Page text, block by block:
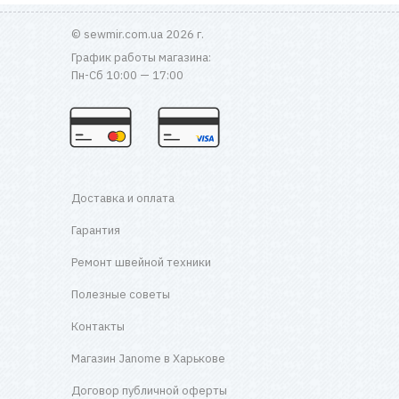
© sewmir.com.ua 2026 г.
График работы магазина:
Пн-Сб 10:00 — 17:00
Доставка и оплата
Гарантия
Ремонт швейной техники
Полезные советы
Контакты
Магазин Janome в Харькове
Договор публичной оферты